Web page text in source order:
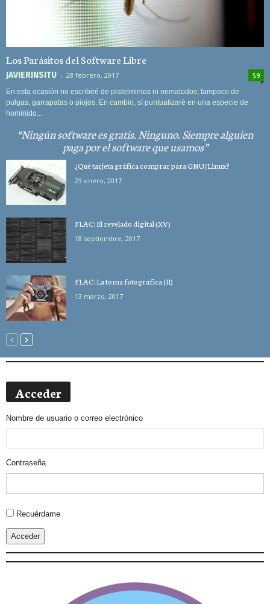
Los Parásitos del Software Libre
JAVIERINSITU - 28 febrero, 2017 59
En esta ocasión no escribiré de platelmintos ni nematodos; tampoco de
pulgas, garrapatas o piojos. En cambio, sí puntualizaré en una especie de
homínido...
Ningún software es gratis. Ninguno. Siempre alguien
paga por el software que usamos
¿Qué tarjeta gráfica comprar para GNU/Linux?
23 enero, 2017
FLAC: El revelado digital (XV)
18 septiembre, 2017
FLAC: La toma fotográfica (II)
13 marzo, 2017
Acceder
Nombre de usuario o correo electrónico
Contraseña
Alternative:
Recuérdame
Acceder